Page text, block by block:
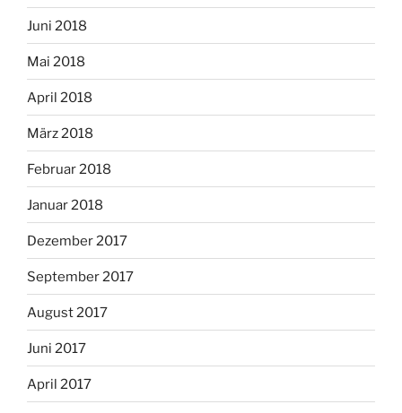
Juni 2018
Mai 2018
April 2018
März 2018
Februar 2018
Januar 2018
Dezember 2017
September 2017
August 2017
Juni 2017
April 2017